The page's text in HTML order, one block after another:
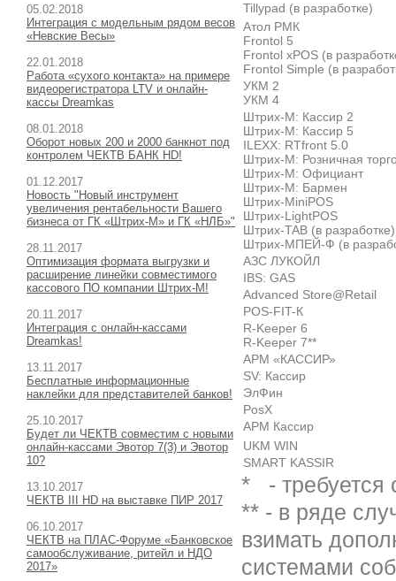
05.02.2018
Интеграция с модельным рядом весов
«Невские Весы»
22.01.2018
Работа «сухого контакта» на примере
видеорегистратора LTV и онлайн-
кассы Dreamkas
08.01.2018
Оборот новых 200 и 2000 банкнот под
контролем ЧЕКТВ БАНК HD!
01.12.2017
Новость "Новый инструмент
увеличения рентабельности Вашего
бизнеса от ГК «Штрих-М» и ГК «НЛБ»"
28.11.2017
Оптимизация формата выгрузки и
расширение линейки совместимого
кассового ПО компании Штрих-М!
20.11.2017
Интеграция с онлайн-кассами
Dreamkas!
13.11.2017
Бесплатные информационные
наклейки для представителей банков!
25.10.2017
Будет ли ЧЕКТВ совместим с новыми
онлайн-кассами Эвотор 7(3) и Эвотор
10?
13.10.2017
ЧЕКТВ III HD на выставке ПИР 2017
06.10.2017
ЧЕКТВ на ПЛАС-Форуме «Банковское
самообслуживание, ритейл и НДО
2017»
Tillypad (в разработке)
Атол РМК
Frontol 5
Frontol xPOS (в
Frontol Simple (в
УКМ 2
УКМ 4
Штрих-М: Кассир 2
Штрих-М: Кассир 5
ILEXX: RTfront 5.0
Штрих-М: Розничная
Штрих-М: Официант
Штрих-М: Бармен
Штрих-MiniPOS
Штрих-LightPOS
Штрих-TAB (в разработке)
Штрих-МПЕЙ-Ф (в
АЗС ЛУКОЙЛ
IBS: GAS
Advanced Store@Retail
POS-FIT-К
R-Keeper 6
R-Keeper 7**
АРМ «КАССИР»
SV: Кассир
ЭлФин
PosX
АРМ Кассир
UKM WIN
SMART KASSIR
* -
** - в ряде
взимать
системами